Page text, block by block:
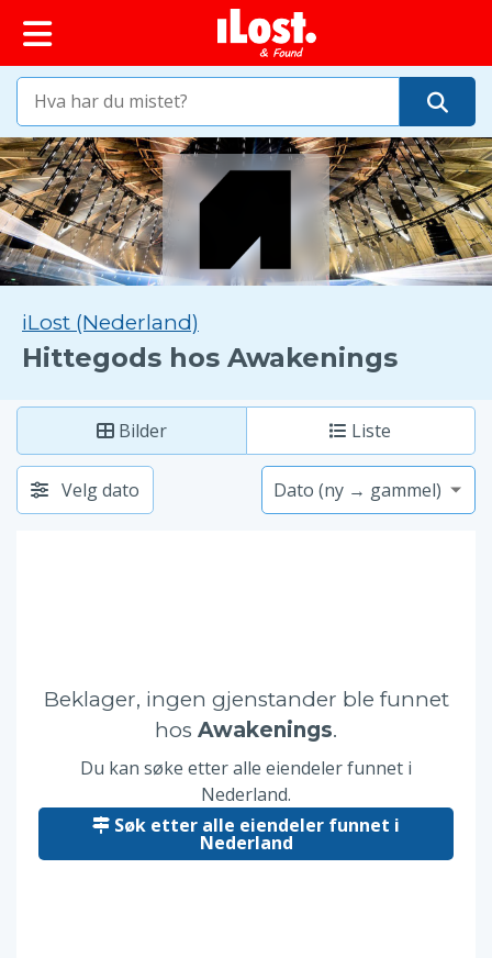
iLost (Nederland)
Hittegods hos Awakenings
Bilder Liste
Velg dato
Beklager, ingen gjenstander ble funnet
hos Awakenings.
Du kan søke etter alle eiendeler funnet i
Nederland.
Søk etter alle eiendeler funnet i
Nederland